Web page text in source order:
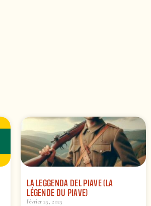
LA LEGGENDA DEL PIAVE (LA
LÉGENDE DU PIAVE)
février 25, 2025